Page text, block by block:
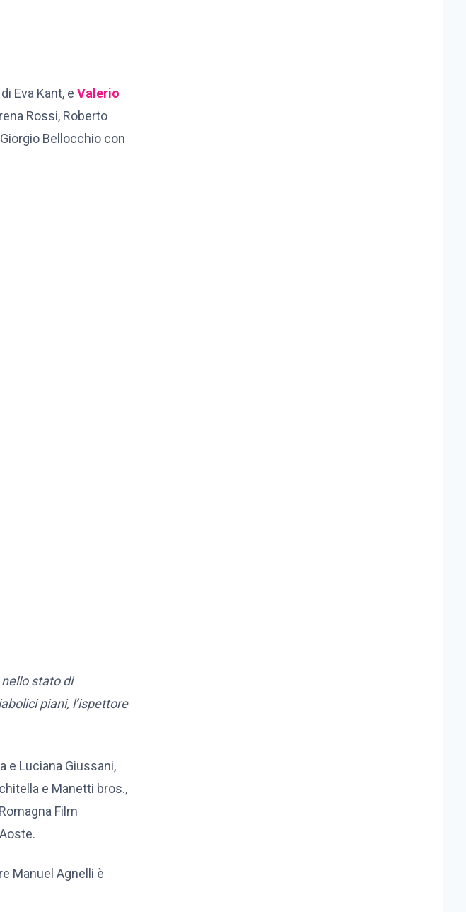
Eva Kant, e Valerio
Rossi, Roberto
Bellocchio con
stato di
piani, l’ispettore
e Luciana Giussani,
e Manetti bros.,
Film
Manuel Agnelli è